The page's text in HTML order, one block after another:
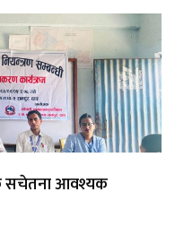
सचेतना आवश्यक